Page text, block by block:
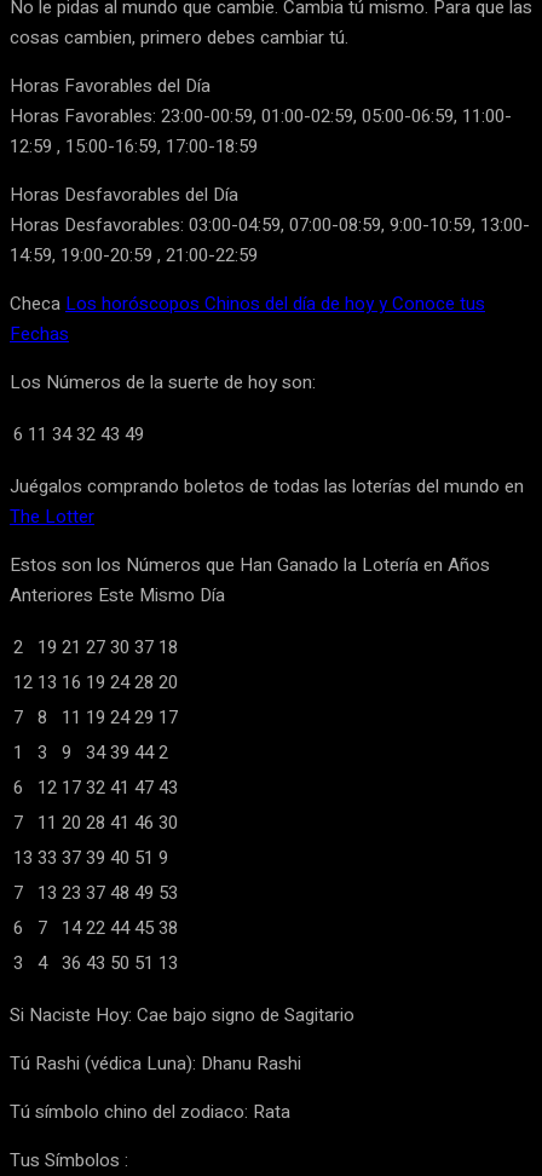
No le pidas al mundo que cambie. Cambia tú mismo. Para que las
cosas cambien, primero debes cambiar tú.
Horas Favorables del Día
Horas Favorables: 23:00-00:59, 01:00-02:59, 05:00-06:59, 11:00-
12:59 , 15:00-16:59, 17:00-18:59
Horas Desfavorables del Día
Horas Desfavorables: 03:00-04:59, 07:00-08:59, 9:00-10:59, 13:00-
14:59, 19:00-20:59 , 21:00-22:59
Checa Los horóscopos Chinos del día de hoy y Conoce tus
Fechas
Los Números de la suerte de hoy son:
6 11 343243 49
Juégalos comprando boletos de todas las loterías del mundo en
The Lotter
Estos son los Números que Han Ganado la Lotería en Años
Anteriores Este Mismo Día
2 19 21 2730 37 18
12 13 16 19 2428 20
7 8 11 19 2429 17
1
3 9 3439 442
6
12 173241 4743
7 11 20 28 41 46 30
13 33 3739 40 51 9
7 13 23 3748 49 53
6
7 1422444538
3 4 36 43 50 51 13
Si Naciste Hoy: Cae bajo signo de Sagitario
Tú Rashi (védica Luna): Dhanu Rashi
Tú símbolo chino del zodiaco: Rata
Tus Símbolos :